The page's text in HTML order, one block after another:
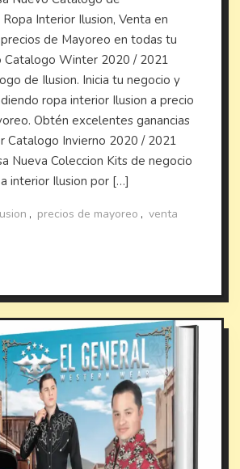
Interior Ilusion, Venta en
de Mayoreo en todas tu
Catalogo Winter 2020 / 2021
de Ilusion. Inicia tu negocio y
ropa interior Ilusion a precio
Obtén excelentes ganancias
Catalogo Invierno 2020 / 2021
Nueva Coleccion Kits de negocio
interior Ilusion por […]
, precios de mayoreo , venta